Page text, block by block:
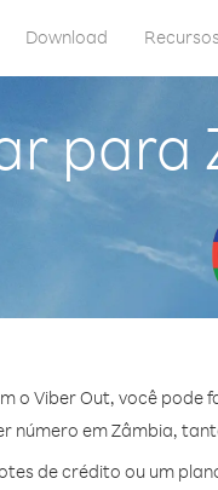
Download Recursos
para
o Viber Out, você pode
número em Zâmbia,
de crédito ou um